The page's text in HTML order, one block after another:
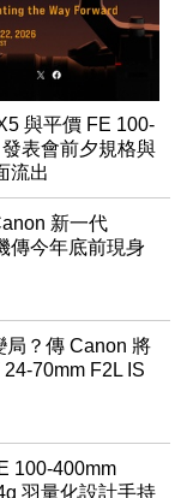
與平價 FE 100-
表會前夕規格與
流出
新一代
傳今年底前現身
局？傳 Canon 將
70mm F2L IS
100-400mm
羽量化設計手持